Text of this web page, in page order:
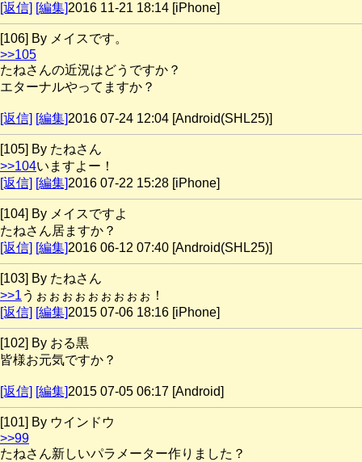
[返信] [編集]2016 11-21 18:14 [iPhone]
[106] By メイスです。
>>105
たねさんの近況はどうですか？
エターナルやってますか？
[返信] [編集]2016 07-24 12:04 [Android(SHL25)]
[105] By たねさん
>>104いますよー！
[返信] [編集]2016 07-22 15:28 [iPhone]
[104] By メイスですよ
たねさん居ますか？
[返信] [編集]2016 06-12 07:40 [Android(SHL25)]
[103] By たねさん
>>1 うぉぉぉぉぉぉぉぉぉ！
[返信] [編集]2015 07-06 18:16 [iPhone]
[102] By おる黒
皆様お元気ですか？
[返信] [編集]2015 07-05 06:17 [Android]
[101] By ウインドウ
>>99
たねさん新しいパラメーター作りました？